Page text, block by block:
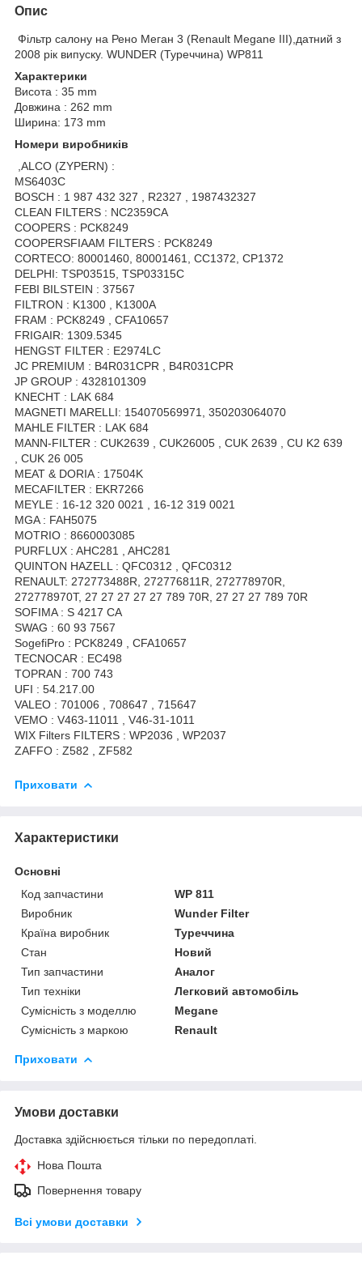
Опис
Фільтр салону на Рено Меган 3 (Renault Megane III),датний з
2008 рік випуску. WUNDER (Туреччина) WP811
Характерики
Висота : 35 mm
Довжина : 262 mm
Ширина: 173 mm
Номери виробників
,ALCO (ZYPERN) :
MS6403C
BOSCH : 1 987 432 327 , R2327 , 1987432327
CLEAN FILTERS : NC2359CA
COOPERS : PCK8249
COOPERSFIAAM FILTERS : PCK8249
CORTECO: 80001460, 80001461, CC1372, CP1372
DELPHI: TSP03515, TSP03315C
FEBI BILSTEIN : 37567
FILTRON : K1300 , K1300A
FRAM : PCK8249 , CFA10657
FRIGAIR: 1309.5345
HENGST FILTER : E2974LC
JC PREMIUM : B4R031CPR , B4R031CPR
JP GROUP : 4328101309
KNECHT : LAK 684
MAGNETI MARELLI: 154070569971, 350203064070
MAHLE FILTER : LAK 684
MANN-FILTER : CUK2639 , CUK26005 , CUK 2639 , CU K2 639
, CUK 26 005
MEAT & DORIA : 17504K
MECAFILTER : EKR7266
MEYLE : 16-12 320 0021 , 16-12 319 0021
MGA : FAH5075
MOTRIO : 8660003085
PURFLUX : AHC281 , AHC281
QUINTON HAZELL : QFC0312 , QFC0312
RENAULT: 272773488R, 272776811R, 272778970R,
272778970T, 27 27 27 27 27 789 70R, 27 27 27 789 70R
SOFIMA : S 4217 CA
SWAG : 60 93 7567
SogefiPro : PCK8249 , CFA10657
TECNOCAR : EC498
TOPRAN : 700 743
UFI : 54.217.00
VALEO : 701006 , 708647 , 715647
VEMO : V463-11011 , V46-31-1011
WIX Filters FILTERS : WP2036 , WP2037
ZAFFO : Z582 , ZF582
Приховати
Характеристики
Основні
Код запчастини
WP 811
Виробник
Wunder Filter
Країна виробник
Туреччина
Стан
Новий
Тип запчастини
Аналог
Тип техніки
Легковий автомобіль
Сумісність з моделлю
Megane
Сумісність з маркою
Renault
Приховати
Умови доставки
Доставка здійснюється тільки по передоплаті.
Нова Пошта
Повернення товару
Всі умови доставки